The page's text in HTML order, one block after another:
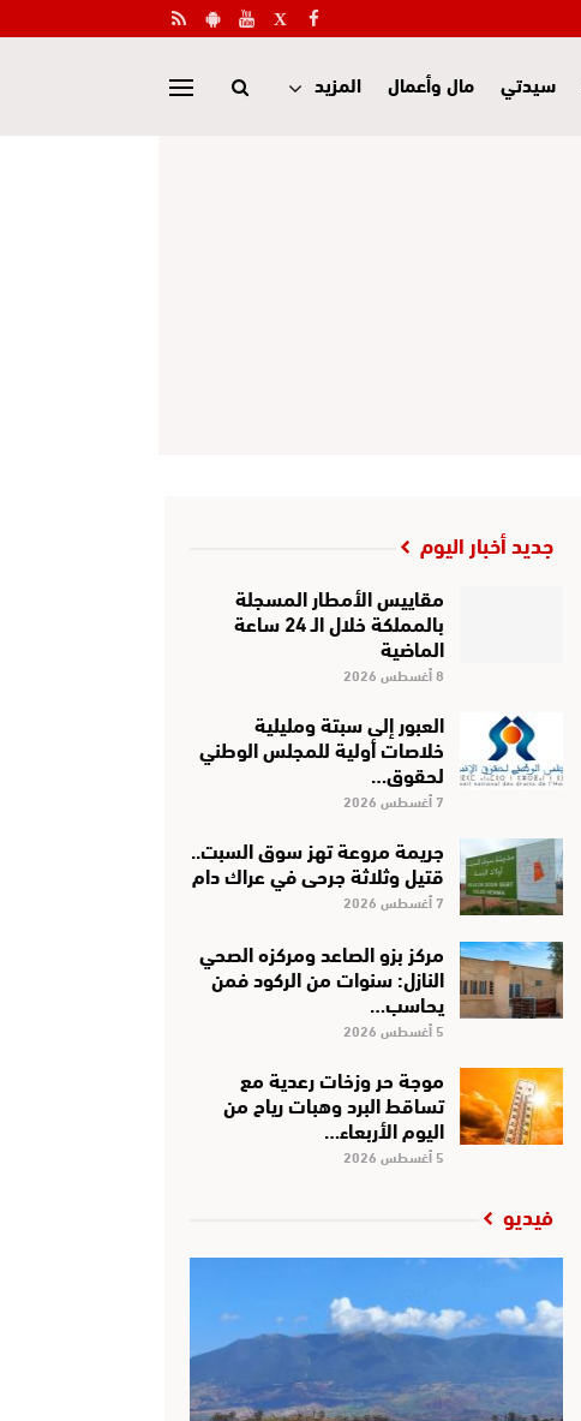
سيدتي مال وأعمال المزيد
جديد أخبار اليوم
مقاييس الأمطار المسجلة
بالمملكة خلال الـ 24 ساعة
الماضية
8 أغسطس 2026
العبور إلى سبتة ومليلية
خلاصات أولية للمجلس الوطني
لحقوق…
7 أغسطس 2026
جريمة مروعة تهز سوق السبت..
قتيل وثلاثة جرحى في عراك دام
7 أغسطس 2026
مركز بزو الصاعد ومركزه الصحي
النازل: سنوات من الركود فمن
يحاسب…
5 أغسطس 2026
موجة حر وزخات رعدية مع
تساقط البرد وهبات رياح من
اليوم الأربعاء…
5 أغسطس 2026
فيديو